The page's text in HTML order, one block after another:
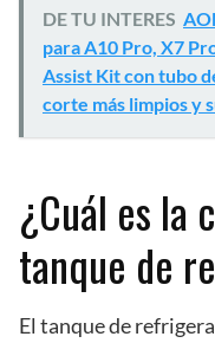
DE TU INTERES
para A10 Pro, X7
Assist Kit con tubo
corte más limpios y
¿Cuál es la
tanque de
El tanque de